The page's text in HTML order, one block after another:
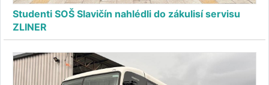
Studenti SOŠ Slavičín nahlédli do zákulisí servisu
ZLINER